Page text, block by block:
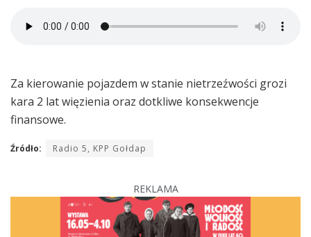
Za kierowanie pojazdem w stanie nietrzeźwości grozi
kara 2 lat więzienia oraz dotkliwe konsekwencje
finansowe.
Źródło: Radio 5, KPP Gołdap
REKLAMA